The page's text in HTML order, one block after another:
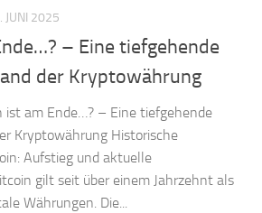
JUNI 2025
– Eine tiefgehende
der Kryptowährung
ist am Ende…? – Eine tiefgehende
Kryptowährung Historische
Aufstieg und aktuelle
gilt seit über einem Jahrzehnt als
Währungen. Die...